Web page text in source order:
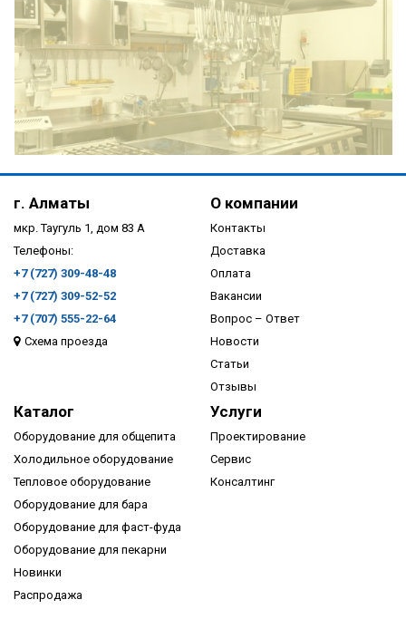
ПОДРОБНЕЕ
ПОДРОБНЕЕ
г. Алматы
мкр. Таугуль 1, дом 83 А
Телефоны:
+7 (727) 309-48-48
+7 (727) 309-52-52
+7 (707) 555-22-64
Схема проезда
О компании
Контакты
Доставка
Оплата
Вакансии
Вопрос – Ответ
Новости
Статьи
Отзывы
Каталог
Оборудование для общепита
Холодильное оборудование
Тепловое оборудование
Оборудование для бара
Оборудование для фаст-фуда
Оборудование для пекарни
Новинки
Распродажа
Услуги
Проектирование
Сервис
Консалтинг